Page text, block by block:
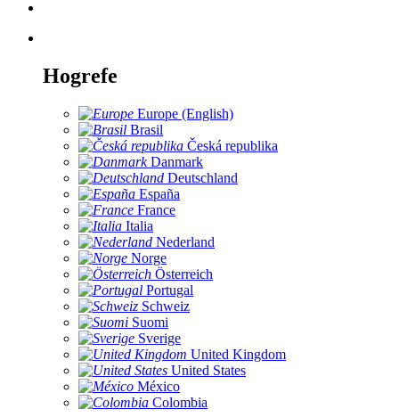
Hogrefe
Europe (English)
Brasil
Česká republika
Danmark
Deutschland
España
France
Italia
Nederland
Norge
Österreich
Portugal
Schweiz
Suomi
Sverige
United Kingdom
United States
México
Colombia